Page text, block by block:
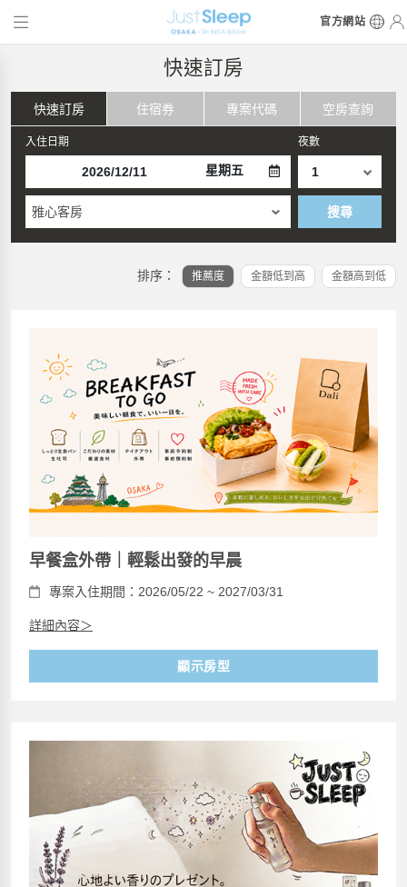
官方網站
快速訂房
快速訂房 住宿券 專案代碼 空房查詢
入住日期
星期五
夜數
雅心客房 搜尋
排序： 推薦度 金額低到高 金額高到低
早餐盒外帶｜輕鬆出發的早晨
專案入住期間：2026/05/22 ~ 2027/03/31
詳細內容＞
顯示房型